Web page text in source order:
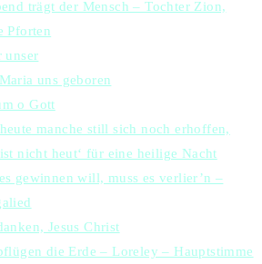
trägt der Mensch – Tochter Zion,
Pforten
unser
uns geboren
o Gott
manche still sich noch erhoffen,
nicht heut‘ für eine heilige Nacht
gewinnen will, muss es verlier’n –
Jesus Christ
die Erde – Loreley – Hauptstimme